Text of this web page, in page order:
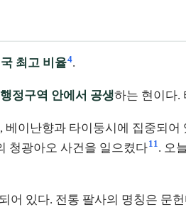
최고 비율4.
정구역 안에서 공생하는 현이다.
베이난향과 타이둥시에 집중되어
청광아오 사건을 일으켰다11. 오
어 있다. 전통 팔사의 명칭은 문